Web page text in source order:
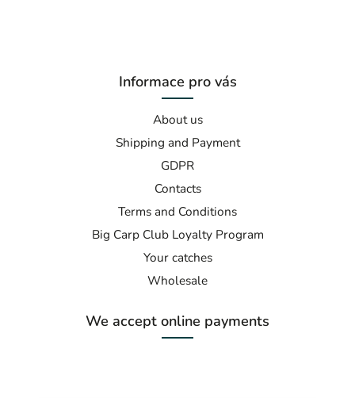
Informace pro vás
About us
Shipping and Payment
GDPR
Contacts
Terms and Conditions
Big Carp Club Loyalty Program
Your catches
Wholesale
We accept online payments